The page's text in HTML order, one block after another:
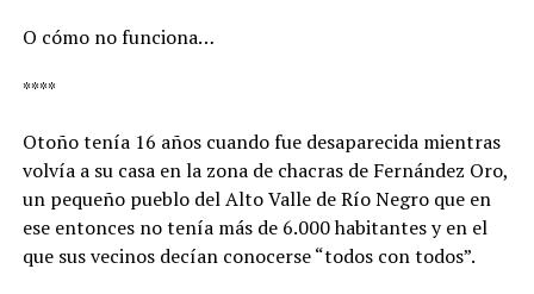
O cómo no funciona…
****
Otoño tenía 16 años cuando fue desaparecida mientras
volvía a su casa en la zona de chacras de Fernández Oro,
un pequeño pueblo del Alto Valle de Río Negro que en
ese entonces no tenía más de 6.000 habitantes y en el
que sus vecinos decían conocerse “todos con todos”.